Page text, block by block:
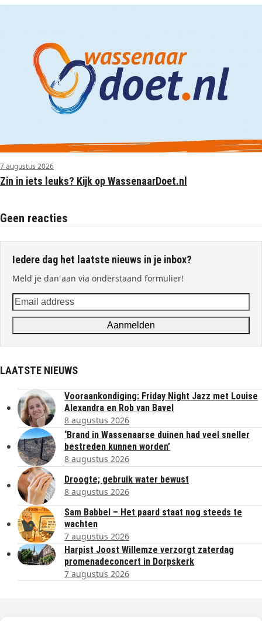
7 augustus 2026
Zin in iets leuks? Kijk op WassenaarDoet.nl
Geen reacties
Iedere dag het laatste nieuws in je inbox?
Meld je dan aan via onderstaand formulier!
Email
address
Aanmelden
LAATSTE NIEUWS
Vooraankondiging: Friday Night Jazz met Louise
Alexandra en Rob van Bavel
8 augustus 2026
‘Brand in Wassenaarse duinen had veel sneller
bestreden kunnen worden’
8 augustus 2026
Droogte; gebruik water bewust
8 augustus 2026
Sam Babbel – Het paard staat nog steeds te
wachten
7 augustus 2026
Harpist Joost Willemze verzorgt zaterdag
promenadeconcert in Dorpskerk
7 augustus 2026